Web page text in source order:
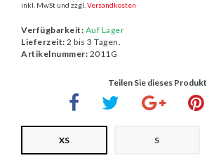
inkl. MwSt und zzgl. Versandkosten
Verfügbarkeit: Auf Lager
Lieferzeit: 2 bis 3 Tagen.
Artikelnummer: 2011G
Teilen Sie dieses Produkt
XS S